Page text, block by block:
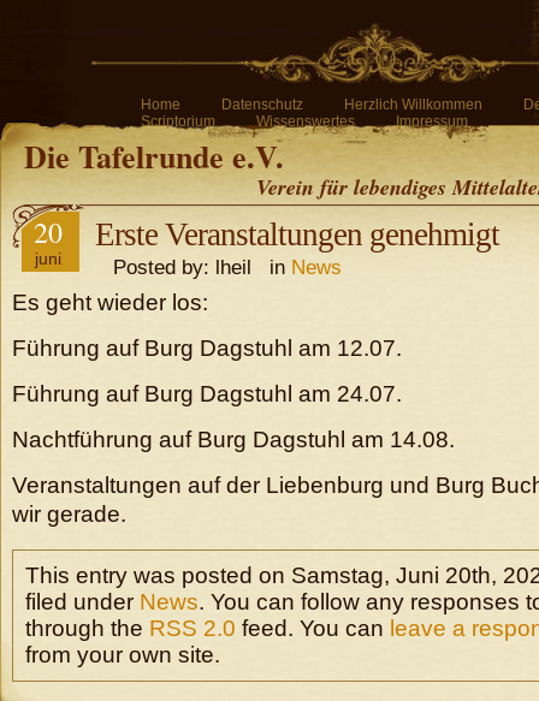
Home Datenschutz Herzlich Willkommen
Scriptorium
Wissenswertes Impressum
Die Tafelrunde e.V.
Verein für lebendiges
20
juni
Erste Veranstaltungen genehmigt
Posted by: lheil in News
Es geht wieder los:
Führung auf Burg Dagstuhl am 12.07.
Führung auf Burg Dagstuhl am 24.07.
Nachtführung auf Burg Dagstuhl am 14.08.
Veranstaltungen auf der Liebenburg und Burg
wir gerade.
This entry was posted on Samstag, Juni 20th,
filed under News. You can follow any responses
through the RSS 2.0 feed. You can leave a
from your own site.